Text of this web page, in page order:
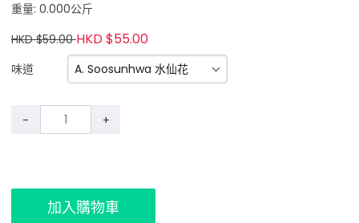
重量: 0.000公斤
HKD $59.00HKD $55.00
味道 A. Soosunhwa 水仙花
- +
加入購物車